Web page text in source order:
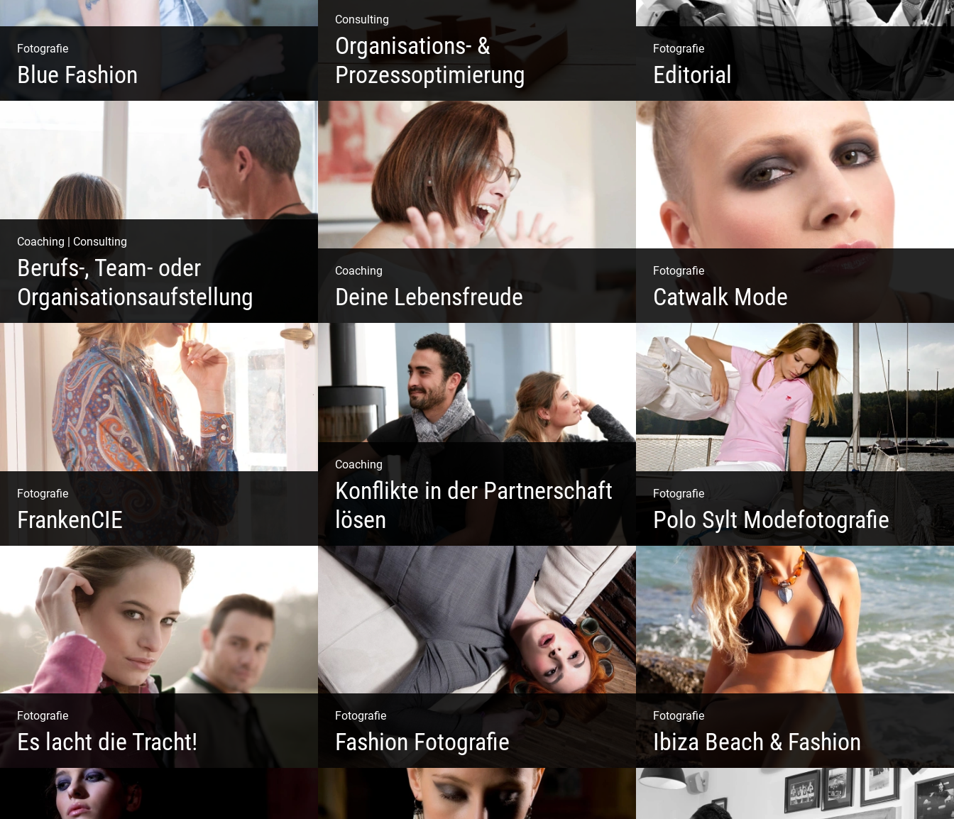
Fotografie
Blue Fashion
Consulting
Organisations- &
Prozessoptimierung
Erfolg ermöglichen durch Klarheit in der Vision
Fotografie
Editorial
Klassische Editorials
Coaching | Consulting
Berufs-, Team- oder
Organisationsaufstellung
Business Coaching – Berufliche Freude ermöglichen
Coaching
Deine Lebensfreude
Einzel Coaching – Wir erobern DEIN Leben zurück
Fotografie
Catwalk Mode
Catwalk Mode Fotografie
Fotografie
FrankenCIE
Coaching
Konflikte in der Partnerschaft
lösen
Paar Coaching – Der Weg in die Leichtigkeit und
Harmonie
Fotografie
Polo Sylt Modefotografie
Polo Sylt Modefotografie
Fotografie
Es lacht die Tracht!
Wunderschöne Dirndl | Harmonische Farben | Originelle
Details | Edle Stoffe
Fotografie
Fashion Fotografie
Mode|Menschen|Magazin
Fotografie
Ibiza Beach & Fashion
Ibiza Beach & Fashion